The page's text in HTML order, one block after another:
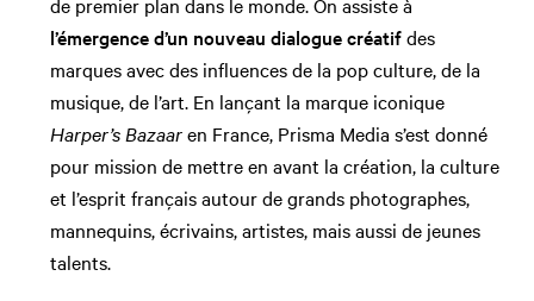
l’émergence d’un nouveau dialogue créatifdes
marques avec des influences de la pop culture, de la
Harper’s Bazaaren France, Prisma Media s’est donné
pour mission de mettre en avant la création, la culture
et l’esprit français autour de grands photographes,
mannequins, écrivains, artistes, mais aussi de jeunes
talents.